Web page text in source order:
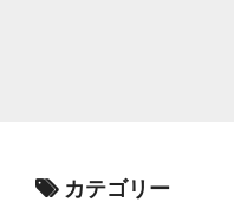
カテゴリー